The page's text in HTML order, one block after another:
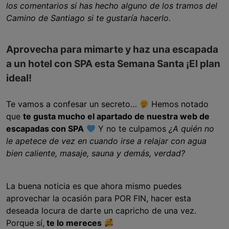
los comentarios si has hecho alguno de los tramos del
Camino de Santiago si te gustaría hacerlo.
Aprovecha para mimarte y haz una escapada
a un hotel con SPA esta Semana Santa ¡El plan
ideal!
Te vamos a confesar un secreto…
Hemos notado
que te gusta mucho el apartado de nuestra web de
escapadas con SPA
Y no te culpamos¿A quién no
le apetece de vez en cuando irse a relajar con agua
bien caliente, masaje, sauna y demás, verdad?
La buena noticia es que ahora mismo puedes
aprovechar la ocasión para POR FIN, hacer esta
deseada locura de darte un capricho de una vez.
Porque sí, te lo mereces